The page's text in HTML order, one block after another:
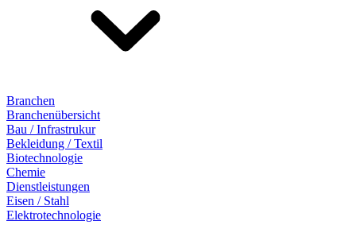
Branchen
Branchenübersicht
Bau / Infrastrukur
Bekleidung / Textil
Biotechnologie
Chemie
Dienstleistungen
Eisen / Stahl
Elektrotechnologie